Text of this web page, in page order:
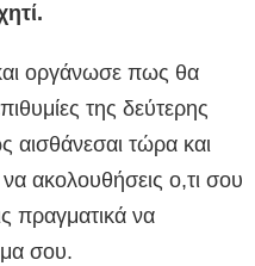
οργάνωσε πως θα
της δεύτερης
τώρα και
ακολουθήσεις ο,τι σου
πραγματικά να
σου.